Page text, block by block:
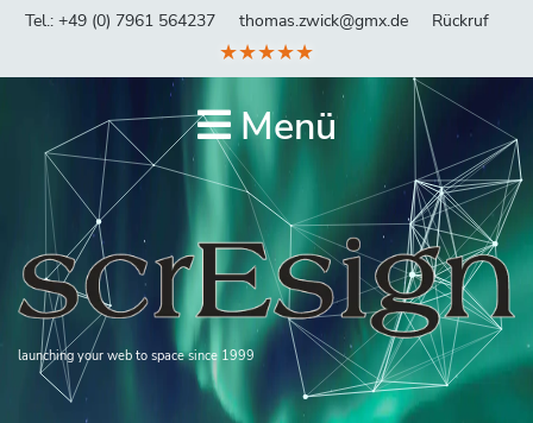
Tel.: +49 (0) 7961 564237 thomas.zwick@gmx.de Rückruf
★★★★★
Menü
launching your web to space since 1999